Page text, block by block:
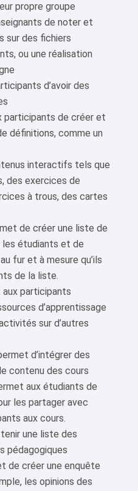
propre groupe
de noter et
sur des fichiers
ou une réalisation
d’avoir des
participants de créer et
définitions, comme un
interactifs tels que
des exercices de
à trous, des cartes
de créer une liste de
les étudiants et de
fur et à mesure qu’ils
de la liste.
aux participants
d’apprentissage
sur d’autres
d’intégrer des
contenu des cours
aux étudiants de
les partager avec
aux cours.
une liste des
pédagogiques
de créer une enquête
les opinions des